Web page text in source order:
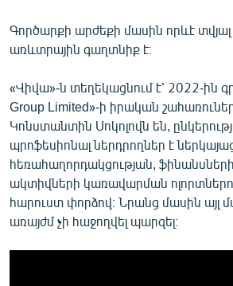
Գործարքի արժեքի մասին որևէ տվյալ
առևտրային գաղտնիք է։
«Վիվա»-ն տեղեկացնում է՝ 2022-ին
Group Limited»-ի իրական
Կոնստանտին Սոկոլովն են,
պրոֆեսիոնալ ներդրողներ է
հեռահաղորդակցության,
ակտիվների կառավարման
հարուստ փորձով։ Նրանց մասին այլ
առայժմ չի հաջողվել պարզել։